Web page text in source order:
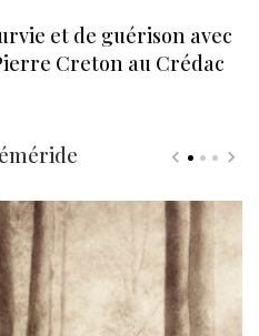
et de guérison avec
Creton au Crédac